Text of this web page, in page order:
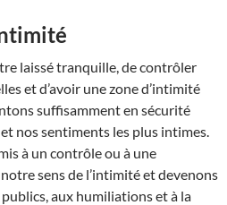
laissé tranquille, de contrôler
et d’avoir une zone d’intimité
suffisamment en sécurité
nos sentiments les plus intimes.
à un contrôle ou à une
sens de l’intimité et devenons
aux humiliations et à la